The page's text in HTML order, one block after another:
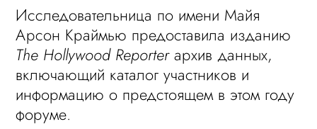
Исследовательница по имени Майя
Арсон Краймью предоставила изданию
The Hollywood Reporterархив данных,
включающий каталог участников и
информацию о предстоящем в этом году
форуме.